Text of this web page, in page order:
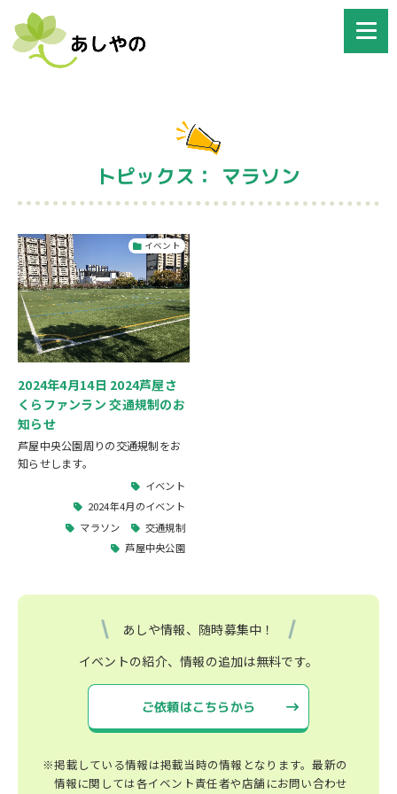
トピックス： マラソン
イベント
2024年4月14日 2024芦屋さ
くらファンラン 交通規制のお
知らせ
芦屋中央公園周りの交通規制をお
知らせします。
イベント
2024年4月のイベント
マラソン
交通規制
芦屋中央公園
あしや情報、随時募集中！
イベントの紹介、情報の追加は無料です。
ご依頼はこちらから
※掲載している情報は掲載当時の情報となります。最新の
情報に関しては各イベント責任者や店舗にお問い合わせ